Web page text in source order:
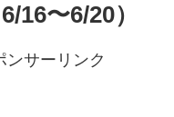
〜6/20）
ンサーリンク